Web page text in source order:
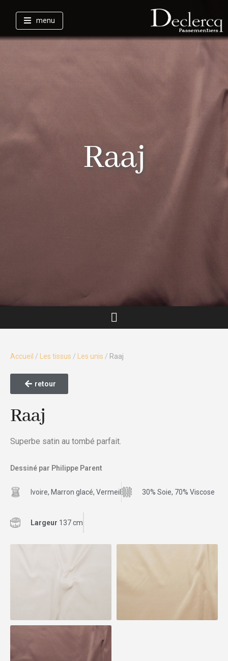
menu
Raaj
Accueil / Les tissus / Les unis / Raaj
retour
Raaj
Superbe satin au tombé parfait.
Dessiné par Philippe Parent
Ivoire, Marron glacé, Vermeil 30% Soie, 70% Viscose
Largeur 137 cm